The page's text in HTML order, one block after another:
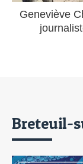
Geneviève
Breteuil-